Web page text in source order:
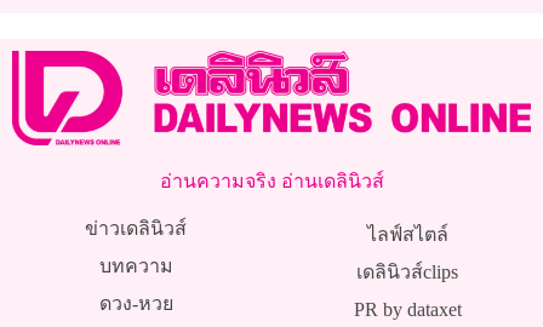
อ่านความจริง อ่านเดลินิวส์
ข่าวเดลินิวส์
บทความ
ดวง-หวย
ไลฟ์สไตล์
เดลินิวส์clips
PR by dataxet